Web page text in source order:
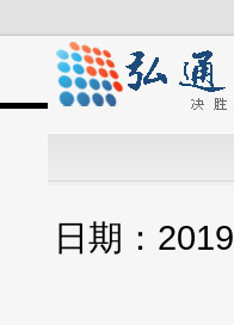
日期：